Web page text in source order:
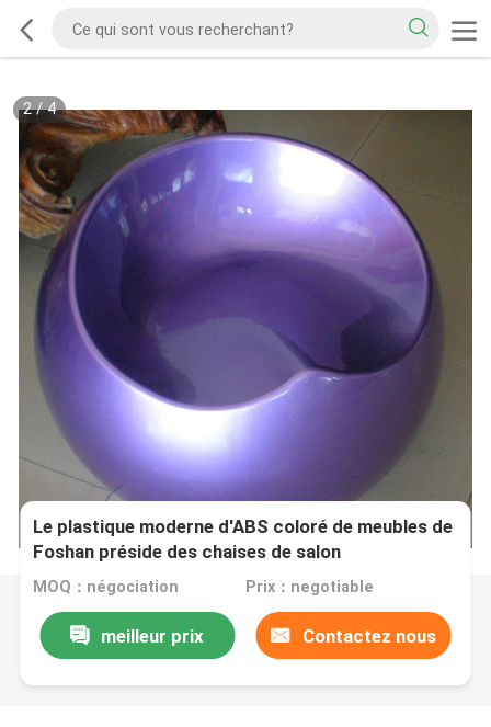
2/4
Le plastique moderne d'ABS coloré de meubles de
Foshan préside des chaises de salon
MOQ：négociation Prix：negotiable
meilleur prix Contactez nous